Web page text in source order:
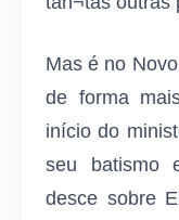
Mas é no
de forma
início do
seu batismo
desce sobre